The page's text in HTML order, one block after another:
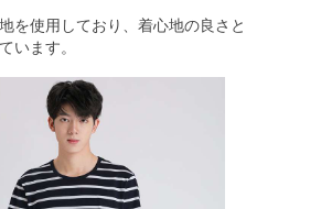
を使用しており、着心地の良さと
います。